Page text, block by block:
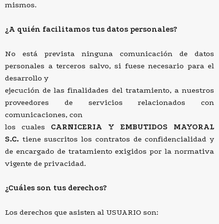
mismos.
¿A quién facilitamos tus datos personales?
No está prevista ninguna comunicación de datos
personales a terceros salvo, si fuese necesario para el
desarrollo y
ejecución de las finalidades del tratamiento, a nuestros
proveedores de servicios relacionados con
comunicaciones, con
los cuales CARNICERIA Y EMBUTIDOS MAYORAL
S.C. tiene suscritos los contratos de confidencialidad y
de encargado de tratamiento exigidos por la normativa
vigente de privacidad.
¿Cuáles son tus derechos?
Los derechos que asisten al USUARIO son: